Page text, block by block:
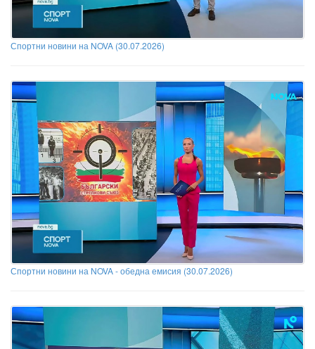
Спортни новини на NOVA (30.07.2026)
Спортни новини на NOVA - обедна емисия (30.07.2026)